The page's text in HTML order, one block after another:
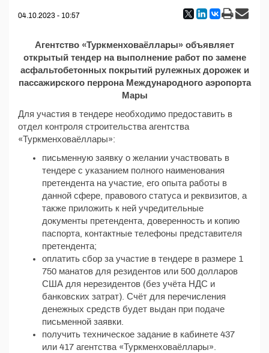
04.10.2023 - 10:57
Агентство «Туркменховаёллары» объявляет
открытый тендер на выполнение работ по замене
асфальтобетонных покрытий рулежных дорожек и
пассажирского перрона Международного аэропорта
Мары
Для участия в тендере необходимо предоставить в
отдел контроля строительства агентства
«Туркменховаёллары»:
письменную заявку о желании участвовать в
тендере с указанием полного наименования
претендента на участие, его опыта работы в
данной сфере, правового статуса и реквизитов, а
также приложить к ней учредительные
документы претендента, доверенность и копию
паспорта, контактные телефоны представителя
претендента;
оплатить сбор за участие в тендере в размере 1
750 манатов для резидентов или 500 долларов
США для нерезидентов (без учёта НДС и
банковских затрат). Счёт для перечисления
денежных средств будет выдан при подаче
письменной заявки.
получить техническое задание в кабинете 437
или 417 агентства «Туркменховаёллары».